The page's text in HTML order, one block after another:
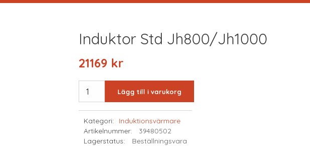
Induktor Std Jh800/jh1000
21169 kr
JH800/JH1000
mängd
Lägg till i varukorg
Kategori:
Induktionsvärmare
Artikelnummer:
39480502
Lagerstatus:
Beställningsvara